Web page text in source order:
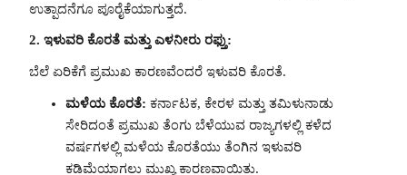
ಉತ್ಪಾದನೆಗೂ ಪೂರೈಕೆಯಾಗುತ್ತದೆ.
2. ಇಳುವರಿ ಕೊರತೆ ಮತ್ತು ಎಳನೀರು ರಫ್ತು:
ಬೆಲೆ ಏರಿಕೆಗೆ ಪ್ರಮುಖ ಕಾರಣವೆಂದರೆ ಇಳುವರಿ ಕೊರತೆ.
ಮಳೆಯ ಕೊರತೆ: ಕರ್ನಾಟಕ, ಕೇರಳ ಮತ್ತು ತಮಿಳುನಾಡು
ಸೇರಿದಂತೆ ಪ್ರಮುಖ ತೆಂಗು ಬೆಳೆಯುವ ರಾಜ್ಯಗಳಲ್ಲಿ ಕಳೆದ
ವರ್ಷಗಳಲ್ಲಿ ಮಳೆಯ ಕೊರತೆಯು ತೆಂಗಿನ ಇಳುವರಿ
ಕಡಿಮೆಯಾಗಲು ಮುಖ್ಯ ಕಾರಣವಾಯಿತು.